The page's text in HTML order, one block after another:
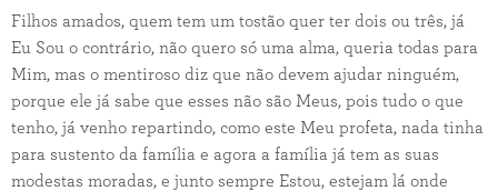
Filhos amados, quem tem um tostão quer ter dois ou três, já
Eu Sou o contrário, não quero só uma alma, queria todas para
Mim, mas o mentiroso diz que não devem ajudar ninguém,
porque ele já sabe que esses não são Meus, pois tudo o que
tenho, já venho repartindo, como este Meu profeta, nada tinha
para sustento da família e agora a família já tem as suas
modestas moradas, e junto sempre Estou, estejam lá onde